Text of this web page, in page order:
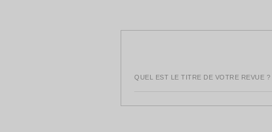
QUEL EST LE TITRE DE VOTRE REVUE ?